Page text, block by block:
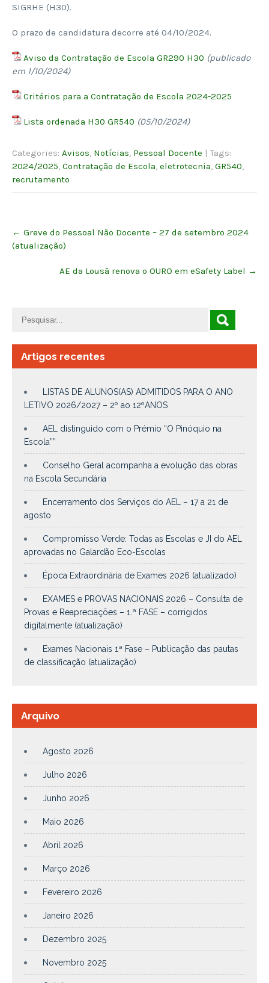
SIGRHE (H30).
O prazo de candidatura decorre até 04/10/2024.
Aviso da Contratação de Escola GR290 H30 (publicado
em 1/10/2024)
Critérios para a Contratação de Escola 2024-2025
Lista ordenada H30 GR540 (05/10/2024)
Categories: Avisos, Notícias, Pessoal Docente | Tags:
2024/2025, Contratação de Escola, eletrotecnia, GR540,
recrutamento
navigation
← Greve do Pessoal Não Docente – 27 de setembro 2024
(atualização)
AE da Lousã renova o OURO em eSafety Label →
Artigos recentes
LISTAS DE ALUNOS(AS) ADMITIDOS PARA O ANO
LETIVO 2026/2027 – 2º ao 12ºANOS
AEL distinguido com o Prémio “O Pinóquio na
Escola””
Conselho Geral acompanha a evolução das obras
na Escola Secundária
Encerramento dos Serviços do AEL – 17 a 21 de
agosto
Compromisso Verde: Todas as Escolas e JI do AEL
aprovadas no Galardão Eco-Escolas
Época Extraordinária de Exames 2026 (atualizado)
EXAMES e PROVAS NACIONAIS 2026 – Consulta de
Provas e Reapreciações – 1.ª FASE – corrigidos
digitalmente (atualização)
Exames Nacionais 1ª Fase – Publicação das pautas
de classificação (atualização)
Arquivo
Agosto 2026
Julho 2026
Junho 2026
Maio 2026
Abril 2026
Março 2026
Fevereiro 2026
Janeiro 2026
Dezembro 2025
Novembro 2025